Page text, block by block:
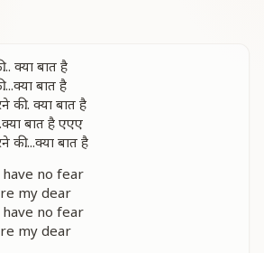
क्या बात है
बात है
की.. क्या बात है
बात है एएए
की....क्या बात है
no fear
my dear
no fear
my dear